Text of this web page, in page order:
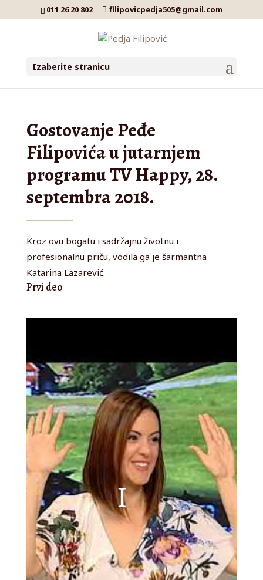
011 26 20 802 filipovicpedja505@gmail.com
Izaberite stranicu
Gostovanje Peđe
Filipovića u jutarnjem
programu TV Happy, 28.
septembra 2018.
Kroz ovu bogatu i sadržajnu životnu i
profesionalnu priču, vodila ga je šarmantna
Katarina Lazarević.
Prvi deo